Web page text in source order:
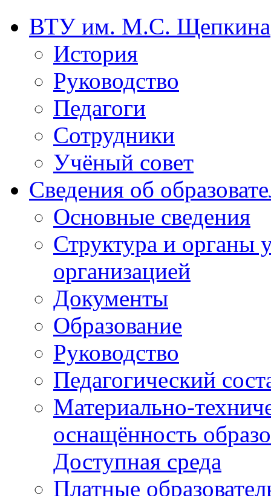
ВТУ им. М.С. Щепкина
История
Руководство
Педагоги
Сотрудники
Учёный совет
Сведения об
Основные сведения
Структура и органы
организацией
Документы
Образование
Руководство
Педагогический
Материально-
оснащённость
Доступная среда
Платные